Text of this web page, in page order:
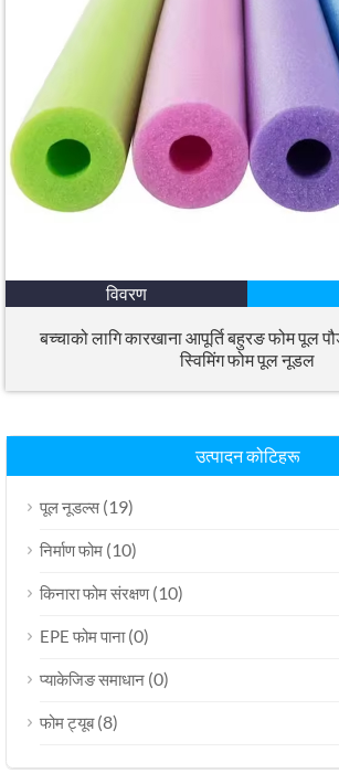
विवरण
बच्चाको लागि कारखाना आपूर्ति बहुरङ फोम पूल
स्विमिंग फोम पूल नूडल
उत्पादन कोटिहरू
पूल नूडल्स (19)
निर्माण फोम (10)
किनारा फोम संरक्षण(10)
EPE फोम पाना(0)
प्याकेजिङ समाधान (0)
फोम ट्यूब(8)